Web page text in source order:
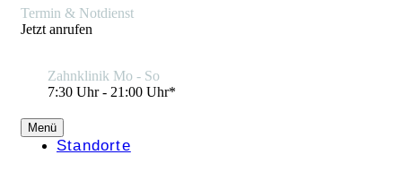
Termin & Notdienst
Jetzt anrufen
Zahnklinik Mo - So
7:30 Uhr - 21:00 Uhr*
Menü
Standorte